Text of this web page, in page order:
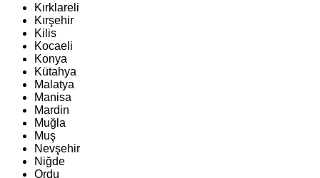
Kırklareli
Kırşehir
Kilis
Kocaeli
Konya
Kütahya
Malatya
Manisa
Mardin
Muğla
Muş
Nevşehir
Niğde
Ordu